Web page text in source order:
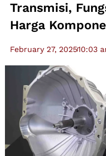
Transmisi,
Harga
February 27, 202510:03